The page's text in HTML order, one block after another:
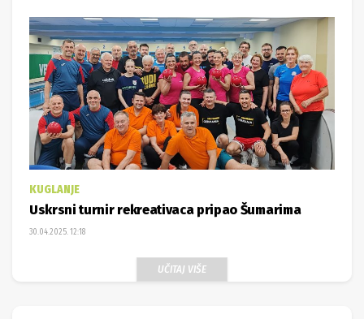
KUGLANJE
Uskrsni turnir rekreativaca pripao Šumarima
30.04.2025. 12:18
UČITAJ VIŠE